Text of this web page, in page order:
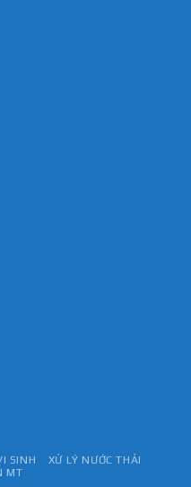
SINH
XỬ LÝ NƯỚC THẢI
MT